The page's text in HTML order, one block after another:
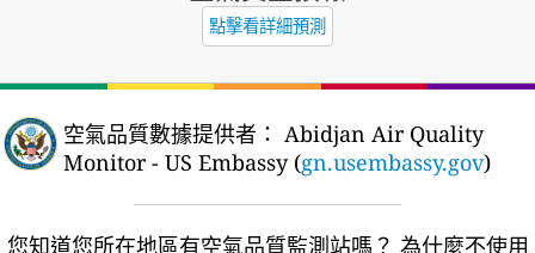
點擊看詳細預測
空氣品質數據提供者： Abidjan Air Quality
Monitor - US Embassy (gn.usembassy.gov)
您知道您所在地區有空氣品質監測站嗎？ 為什麼不使用